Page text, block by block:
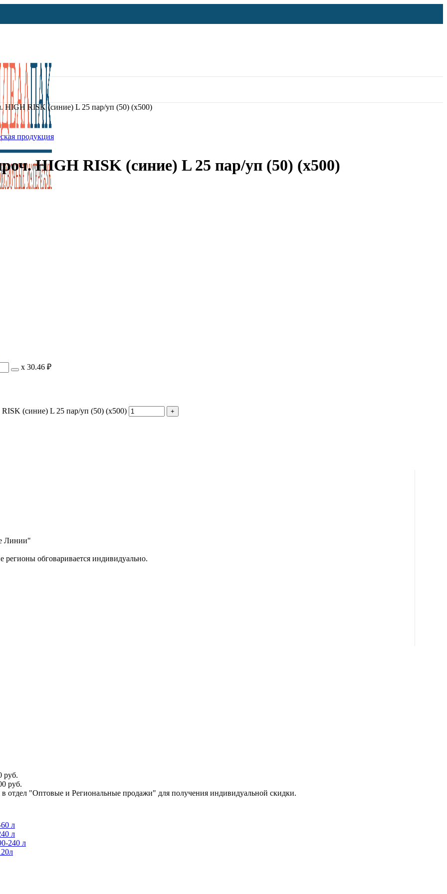
продукция
л
л
240 л
HIGH RISK (синие) L 25 пар/уп (50) (х500)
HIGH RISK (синие) L 25 пар/уп (50) (х500)
х 30.46 ₽
(синие) L 25 пар/уп (50) (х500)
Линии"
регионы обговаривается индивидуально.
руб.
руб.
отдел "Оптовые и Региональные продажи" для получения индивидуальной скидки.